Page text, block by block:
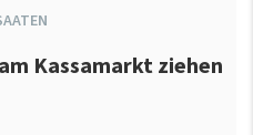
Kassamarkt ziehen